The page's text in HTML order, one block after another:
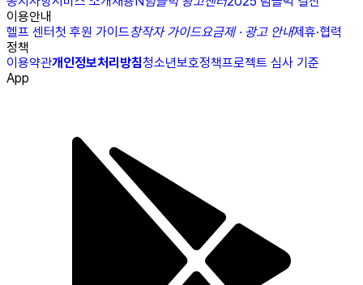
이용안내
헬프 센터첫 후원 가이드창작자 가이드요금제 · 광고 안내제휴·협력
정책
이용약관개인정보처리방침청소년보호정책프로젝트 심사 기준
App